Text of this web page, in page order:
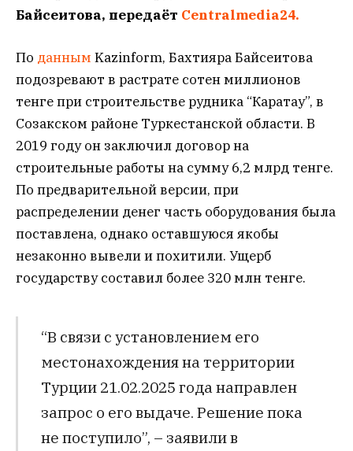
Байсеитова, передаёт Centralmedia24.
По данным Kazinform, Бахтияра Байсеитова
подозревают в растрате сотен миллионов
тенге при строительстве рудника “Каратау”, в
Созакском районе Туркестанской области. В
2019 году он заключил договор на
строительные работы на сумму 6,2 млрд тенге.
По предварительной версии, при
распределении денег часть оборудования была
поставлена, однако оставшуюся якобы
незаконно вывели и похитили. Ущерб
государству составил более 320 млн тенге.
“В связи с установлением его
местонахождения на территории
Турции 21.02.2025 года направлен
запрос о его выдаче. Решение пока
не поступило”, – заявили в